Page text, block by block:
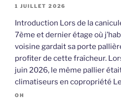
1 JUILLET 2026
Introduction Lors de la
7ème et dernier étage où
voisine gardait sa porte
profiter de cette fraîcheur.
juin 2026, le même pallier
climatiseurs en copropriété
OH